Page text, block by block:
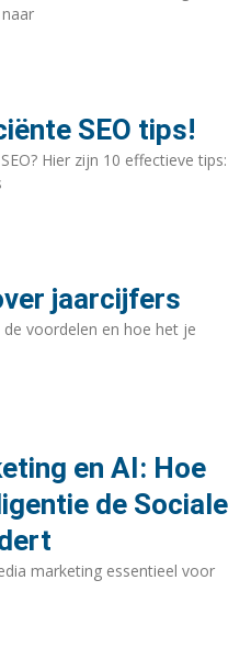
SEO tips!
Hier zijn 10 effectieve tips:
jaarcijfers
voordelen en hoe het je
en AI: Hoe
de Sociale
marketing essentieel voor